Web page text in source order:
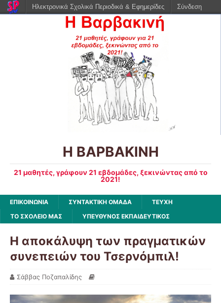
Η ΒΑΡΒΑΚΙΝΗ
21 μαθητές, γράφουν 21 εβδομάδες, ξεκινώντας από το
2021!
ΕΠΙΚΟΙΝΩΝΙΑ ΣΥΝΤΑΚΤΙΚΗ ΟΜΑΔΑ
ΤΕΥΧΗ
ΤΟ ΣΧΟΛΕΙΟ ΜΑΣ
ΥΠΕΥΘΥΝΟΣ ΕΚΠΑΙΔΕΥΤΙΚΟΣ
Η αποκάλυψη των πραγματικών
συνεπειών του Τσερνόμπιλ!
Σάββας Ποζαπαλίδης
Ηλεκτρονικά Σχολικά Περιοδικά & Εφημερίδες Σύνδεση